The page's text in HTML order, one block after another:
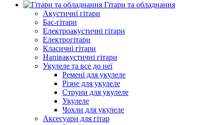
Гітари та обладнання
Акустичні гітари
Бас-гітари
Електроакустичні гітари
Електрогітари
Класичні гітари
Напівакустичні гітари
Укулеле та все до неї
Ремені для укулеле
Різне для укулеле
Струни для укулеле
Укулеле
Чохли для укулеле
Аксесуари для гітар